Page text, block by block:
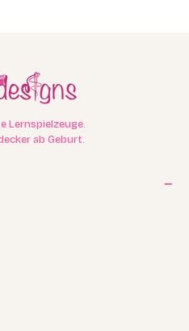
Lernspielzeuge.
ab Geburt.